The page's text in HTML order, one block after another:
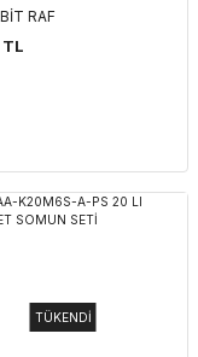
RAF
TL
TÜKENDİ